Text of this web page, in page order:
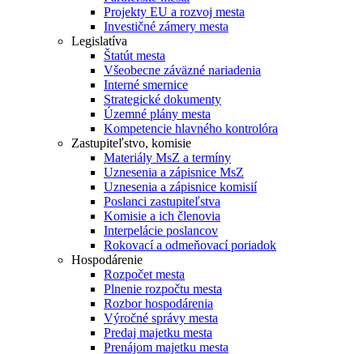
Projekty EU a rozvoj mesta
Investičné zámery mesta
Legislatíva
Štatút mesta
Všeobecne záväzné nariadenia
Interné smernice
Strategické dokumenty
Územné plány mesta
Kompetencie hlavného kontrolóra
Zastupiteľstvo, komisie
Materiály MsZ a termíny
Uznesenia a zápisnice MsZ
Uznesenia a zápisnice komisií
Poslanci zastupiteľstva
Komisie a ich členovia
Interpelácie poslancov
Rokovací a odmeňovací poriadok
Hospodárenie
Rozpočet mesta
Plnenie rozpočtu mesta
Rozbor hospodárenia
Výročné správy mesta
Predaj majetku mesta
Prenájom majetku mesta